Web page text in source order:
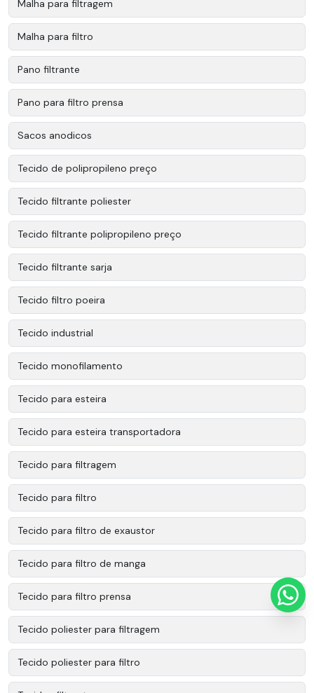
Malha para filtragem
Malha para filtro
Pano filtrante
Pano para filtro prensa
Sacos anodicos
Tecido de polipropileno preço
Tecido filtrante poliester
Tecido filtrante polipropileno preço
Tecido filtrante sarja
Tecido filtro poeira
Tecido industrial
Tecido monofilamento
Tecido para esteira
Tecido para esteira transportadora
Tecido para filtragem
Tecido para filtro
Tecido para filtro de exaustor
Tecido para filtro de manga
Tecido para filtro prensa
Tecido poliester para filtragem
Tecido poliester para filtro